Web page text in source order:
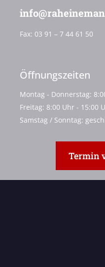
Fax: 03 91 – 7 44 61 50
Öffnungszeiten
Montag - Donnerstag:
Freitag: 8:00 Uhr - 15:00
Samstag / Sonntag:
Termin